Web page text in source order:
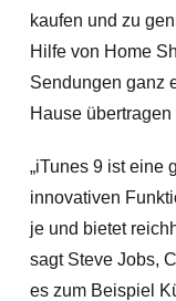
kaufen und zu
Hilfe von Home
Sendungen ganz
Hause übertragen
„iTunes 9 ist eine
innovativen
je und bietet
sagt Steve Jobs,
es zum Beispiel